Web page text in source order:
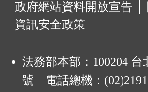
政府網站資料開放宣告
資訊安全政策
法務部本部：100204
號 電話總機：